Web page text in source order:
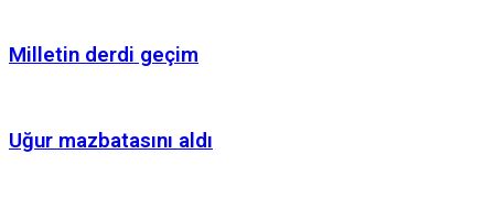
Milletin derdi geçim
Uğur mazbatasını aldı